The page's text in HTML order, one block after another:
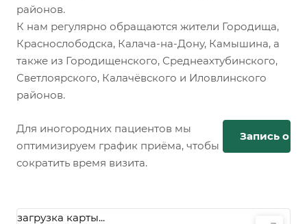
районов.
К нам регулярно обращаются жители Городища,
Краснослободска, Калача-на-Дону, Камышина, а
также из Городищенского, Среднеахтубинского,
Светлоярского, Калачёвского и Иловлинского
районов.
Для иногородних пациентов мы
оптимизируем график приёма, чтобы
сократить время визита.
Запись
загрузка карты...